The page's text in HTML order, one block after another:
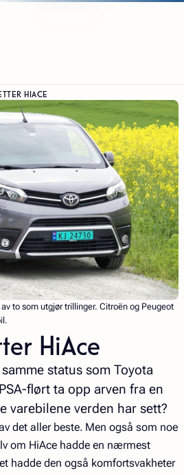
HIACE
to som utgjør trillinger. Citroën og Peugeot
HiAce
status som Toyota
flørt ta opp arven fra en
varebilene verden har sett?
det aller beste. Men også som noe
om HiAce hadde en nærmest
hadde den også komfortsvakheter